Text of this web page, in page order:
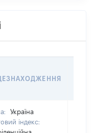
Україна
індекс: